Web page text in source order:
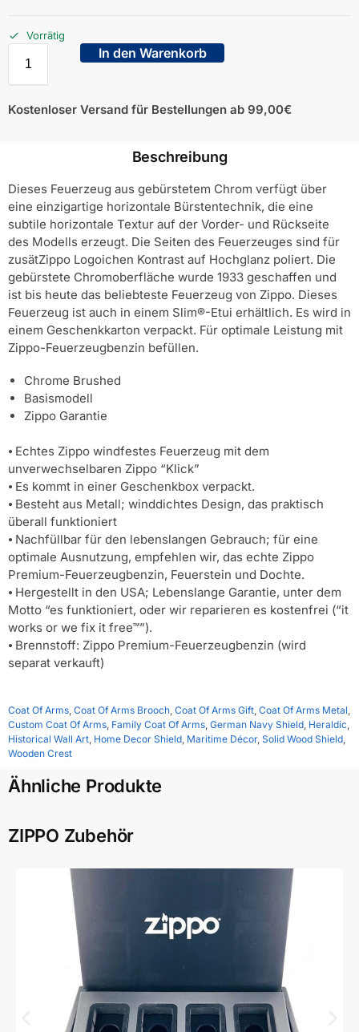
Vorrätig
In den Warenkorb
Kostenloser Versand für Bestellungen ab 99,00€
Beschreibung
Dieses Feuerzeug aus gebürstetem Chrom verfügt über
eine einzigartige horizontale Bürstentechnik, die eine
subtile horizontale Textur auf der Vorder- und Rückseite
des Modells erzeugt. Die Seiten des Feuerzeuges sind für
zusätZippo Logoichen Kontrast auf Hochglanz poliert. Die
gebürstete Chromoberfläche wurde 1933 geschaffen und
ist bis heute das beliebteste Feuerzeug von Zippo. Dieses
Feuerzeug ist auch in einem Slim®-Etui erhältlich. Es wird in
einem Geschenkkarton verpackt. Für optimale Leistung mit
Zippo-Feuerzeugbenzin befüllen.
Chrome Brushed
Basismodell
Zippo Garantie
⦁ Echtes Zippo windfestes Feuerzeug mit dem
unverwechselbaren Zippo “Klick”
⦁ Es kommt in einer Geschenkbox verpackt.
⦁ Besteht aus Metall; winddichtes Design, das praktisch
überall funktioniert
⦁ Nachfüllbar für den lebenslangen Gebrauch; für eine
optimale Ausnutzung, empfehlen wir, das echte Zippo
Premium-Feuerzeugbenzin, Feuerstein und Dochte.
⦁ Hergestellt in den USA; Lebenslange Garantie, unter dem
Motto “es funktioniert, oder wir reparieren es kostenfrei (“it
works or we fix it free™”).
⦁ Brennstoff: Zippo Premium-Feuerzeugbenzin (wird
separat verkauft)
Coat Of Arms, Coat Of Arms Brooch, Coat Of Arms Gift, Coat Of Arms Metal,
Custom Coat Of Arms, Family Coat Of Arms, German Navy Shield, Heraldic,
Historical Wall Art, Home Decor Shield, Maritime Décor, Solid Wood Shield,
Wooden Crest
Ähnliche Produkte
ZIPPO Zubehör